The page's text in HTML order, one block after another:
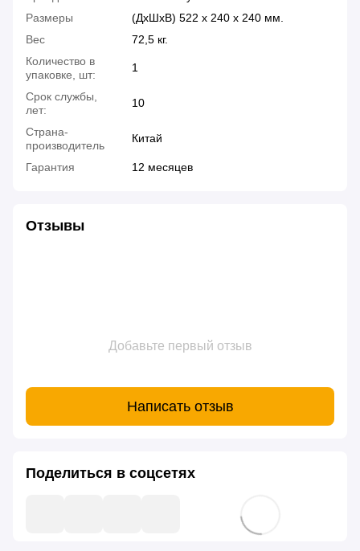
Размеры
(ДхШхВ) 522 х 240 х 240 мм.
Вес
72,5 кг.
Количество в
упаковке, шт:
1
Срок службы,
лет:
10
Страна-
производитель
Китай
Гарантия 12 месяцев
Отзывы
Добавьте первый отзыв
Написать отзыв
Поделиться в соцсетях